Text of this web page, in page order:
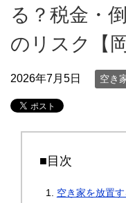
る？税金・
のリスク【
2026年7月5日 空き
■目次
空き家を放置